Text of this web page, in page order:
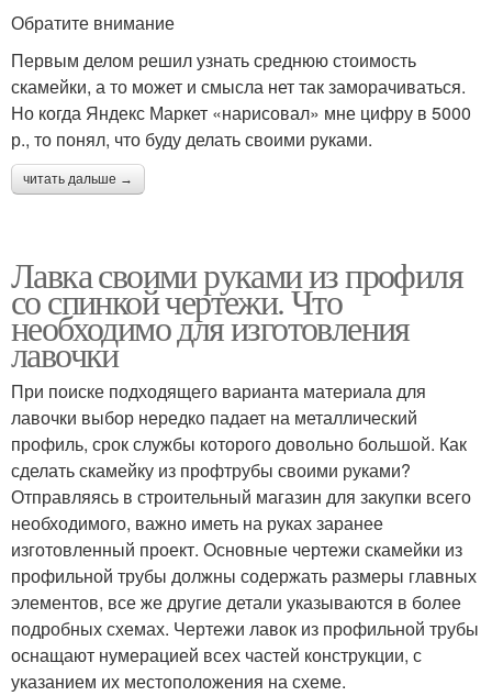
Обратите внимание
Первым делом решил узнать среднюю стоимость
скамейки, а то может и смысла нет так заморачиваться.
Но когда Яндекс Маркет «нарисовал» мне цифру в 5000
р., то понял, что буду делать своими руками.
читать дальше →
Лавка своими руками из профиля
со спинкой чертежи. Что
необходимо для изготовления
лавочки
При поиске подходящего варианта материала для
лавочки выбор нередко падает на металлический
профиль, срок службы которого довольно большой. Как
сделать скамейку из профтрубы своими руками?
Отправляясь в строительный магазин для закупки всего
необходимого, важно иметь на руках заранее
изготовленный проект. Основные чертежи скамейки из
профильной трубы должны содержать размеры главных
элементов, все же другие детали указываются в более
подробных схемах. Чертежи лавок из профильной трубы
оснащают нумерацией всех частей конструкции, с
указанием их местоположения на схеме.